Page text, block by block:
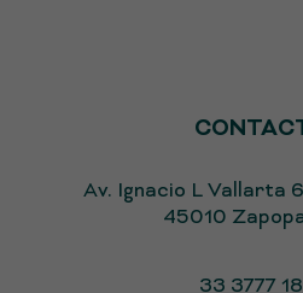
Av. Ignacio L Vallarta
45010
33 3777